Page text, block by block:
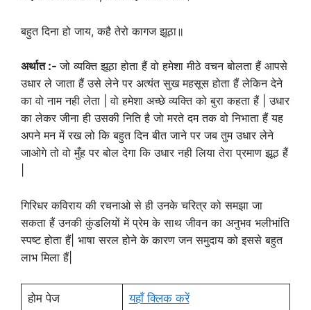
बहुत दिना हो जाय, कहै तेरो कागज झूठा॥
अर्थात :-जो व्यक्ति झूठा होता हैं वो हमेशा मीठे वचन बोलता हैं आपसे
उधार ले जाता हैं उसे लेने पर अत्यंत सुख महसूस होता हैं लेकिन देने
का वो नाम नही लेता | वो हमेशा अच्छे व्यक्ति को बुरा कहता हैं | उधार
का लेकर जीना ही उसकी निति है जो मरते दम तक वो निभाता हैं यह
अपने मन में रख लो कि बहुत दिन बीत जाने पर जब तुम उधार लेने
जाओगे तो वो मुँह पर बोल देगा कि उधार नही लिया तेरा प्रमाण झूठ हैं
गिरिधर कविराय की रचनाओ से ही उनके चरित्र को समझा जा
सकता हैं उनकी कुंडलियों में प्रेम के साथ जीवन का अनुभव भलीभांति
स्पष्ट होता हैं| भाषा सरल होने के कारण जन समुदाय को इससे बहुत
लाभ मिला हैं|
होम पेज यहाँ क्लिक करें